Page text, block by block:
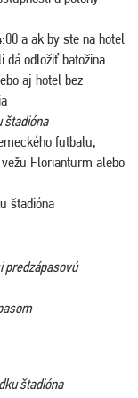
a ak by ste na hotel
dá odložiť batožina
aj hotel bez
štadióna
futbalu,
Florianturm alebo
štadióna
predzápasovú
štadióna